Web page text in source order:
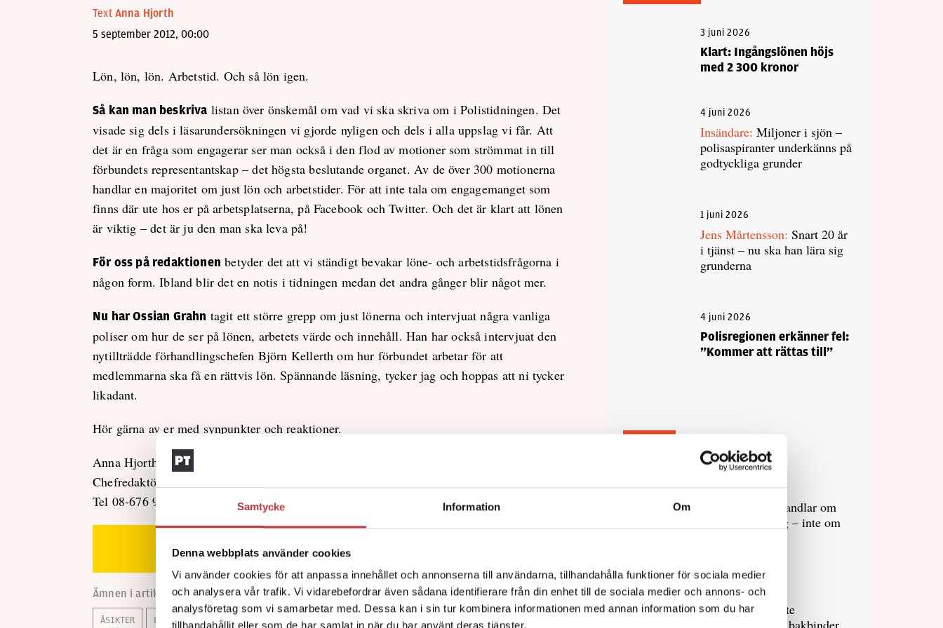
Samtycke Information Om
Denna webbplats använder cookies
Vi använder cookies för att anpassa innehållet och annonserna till användarna, tillhandahålla funktioner för sociala medier
och analysera vår trafik. Vi vidarebefordrar även sådana identifierare från din enhet till de sociala medier och annons- och
analysföretag som vi samarbetar med. Dessa kan i sin tur kombinera informationen med annan information som du har
tillhandahållit eller som de har samlat in när du har använt deras tjänster.
Text Anna Hjorth
5 september 2012, 00:00
Lön, lön, lön. Arbetstid. Och så lön igen.
Så kan man beskrivalistan över önskemål om vad vi ska skriva om i Polistidningen. Det
visade sig dels i läsarundersökningen vi gjorde nyligen och dels i alla uppslag vi får. Att
det är en fråga som engagerar ser man också i den flod av motioner som strömmat in till
förbundets representantskap – det högsta beslutande organet. Av de över 300 motionerna
handlar en majoritet om just lön och arbetstider. För att inte tala om engagemanget som
finns där ute hos er på arbetsplatserna, på Facebook och Twitter. Och det är klart att lönen
är viktig – det är ju den man ska leva på!
För oss på redaktionen betyder det att vi ständigt bevakar löne- och arbetstidsfrågorna i
någon form. Ibland blir det en notis i tidningen medan det andra gånger blir något mer.
Nu har Ossian Grahn tagit ett större grepp om just lönerna och intervjuat några vanliga
poliser om hur de ser på lönen, arbetets värde och innehåll. Han har också intervjuat den
nytillträdde förhandlingschefen Björn Kellerth om hur förbundet arbetar för att
medlemmarna ska få en rättvis lön. Spännande läsning, tycker jag och hoppas att ni tycker
likadant.
Hör gärna av er med synpunkter och reaktioner.
Anna Hjorth
Chefredaktör
Tel 08-676 97 35
Detta är Redaktörens rader. Åsikterna är skribentens egna.
Ämnen i artikeln
ÅSIKTER LÖN LÖNEANALYS LÖNEPOLITISKT PROGRAM
3 juni 2026
Klart: Ingångslönen höjs
med 2 300 kronor
4 juni 2026
Insändare: Miljoner i sjön –
polisaspiranter underkänns på
godtyckliga grunder
1 juni 2026
Jens Mårtensson: Snart 20 år
i tjänst – nu ska han lära sig
grunderna
4 juni 2026
Polisregionen erkänner fel:
”Kommer att rättas till”
9 juli 2026
Det handlar om
kunskapsstyrning – inte om
8 juli 2026
Replik:Det är inte
evidenskrav som bakbinder